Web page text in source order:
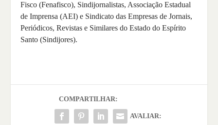
Fisco (Fenafisco), Sindijornalistas, Associação Estadual
de Imprensa (AEI) e Sindicato das Empresas de Jornais,
Periódicos, Revistas e Similares do Estado do Espírito
Santo (Sindijores).
COMPARTILHAR:
AVALIAR: